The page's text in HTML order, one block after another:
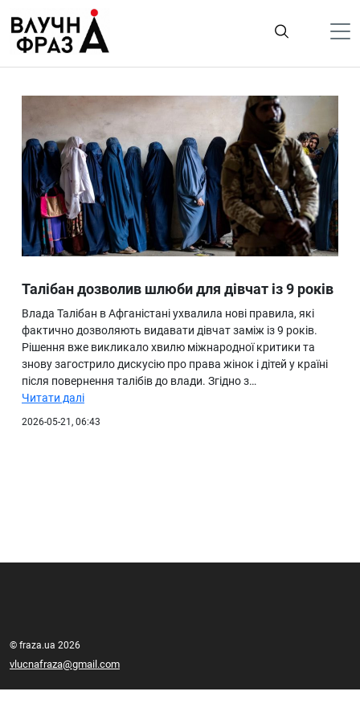
содержимому
Гроші
Життя
Лайфстайл
ТехноНаука
Людина
Ukraine
Про нас
Талібан дозволив шлюби для дівчат із 9 років
Влада Талібан в Афганістані ухвалила нові правила, які
фактично дозволяють видавати дівчат заміж із 9 років.
Рішення вже викликало хвилю міжнародної критики та
знову загострило дискусію про права жінок і дітей у країні
після повернення талібів до влади. Згідно з…
Читати далі
2026-05-21, 06:43
© fraza.ua 2026
vlucnafraza@gmail.com